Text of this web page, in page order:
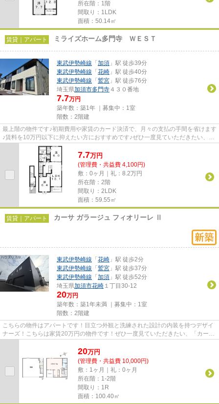
所在階：1階
間取り：1LDK
面積：50.14㎡
賃貸｜アパート ミライズホーム多門寺 ＷＥＳＴ
東武伊勢崎線 「 加須 」駅 徒歩39分
東武伊勢崎線 「 花崎 」駅 徒歩40分
東武伊勢崎線 「 鷲宮 」駅 徒歩76分
埼玉県加須市多門寺 ４３０番地
7.7万円
築年数：築1年 ｜募集中： 1室
階数：2階建
最上階の物件です♪初期費用や家賃のカード決済で、月々の支払の手間を省けます
♪賃料を10万円以下に抑えたい方におすすめです♪ぜひ一度見ていただきたい、
「ミライズホーム多門寺 WEST...
7.7万円
(管理費・共益費 4,100円)
敷：0ヶ月｜礼：8.2万円
所在階：2階
間取り：2LDK
面積：59.55㎡
賃貸｜アパート カーサ ガラージュ フィオリーレ Ⅱ
東武伊勢崎線 「 花崎 」駅 徒歩2分
東武伊勢崎線 「 鷲宮 」駅 徒歩37分
東武伊勢崎線 「 加須 」駅 徒歩52分
埼玉県加須市花崎 １丁目30-12
20万円
築年数：築1年未満 ｜募集中： 1室
階数：2階建
こちらの物件はアパートです！目立つ外観と洗練された設計の内装を持つデザイ
ナーズ！こちらは家賃20万円の物件です！ぜひ一度見ていただきたい、「カーサ
20万円
(管理費・共益費 10,000円)
敷：1ヶ月｜礼：0ヶ月
所在階：1-2階
間取り：1R
面積：100.40㎡